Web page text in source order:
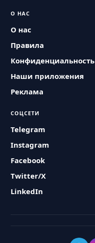
О НАС
О нас
Правила
Конфиденциальность
Наши приложения
Реклама
СОЦСЕТИ
Telegram
Instagram
Facebook
Twitter/X
LinkedIn